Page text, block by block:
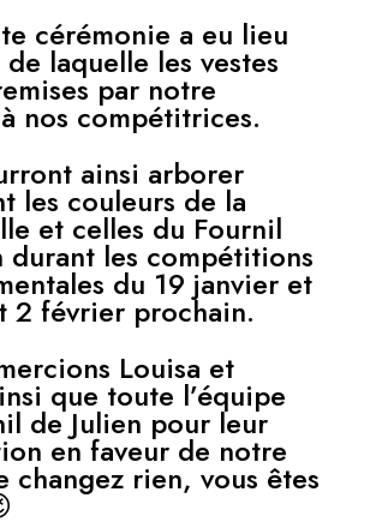
cérémonie a eu lieu
laquelle les vestes
par notre
nos compétitrices.
ainsi arborer
les couleurs de la
et celles du Fournil
durant les compétitions
du 19 janvier et
2 février prochain.
Louisa et
que toute l’équipe
de Julien pour leur
en faveur de notre
changez rien, vous êtes